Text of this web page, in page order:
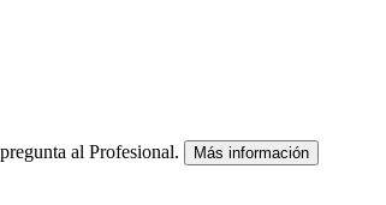
al Profesional.
Más información